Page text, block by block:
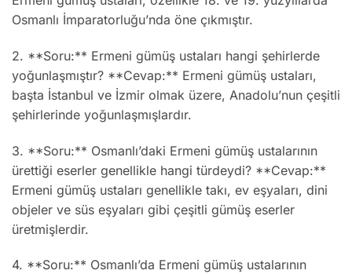
Osmanlı İmparatorluğu’nda öne çıkmıştır.
2. **Soru:** Ermeni gümüş ustaları hangi şehirlerde
yoğunlaşmıştır? **Cevap:** Ermeni gümüş ustaları,
başta İstanbul ve İzmir olmak üzere, Anadolu’nun çeşitli
şehirlerinde yoğunlaşmışlardır.
3. **Soru:** Osmanlı’daki Ermeni gümüş ustalarının
ürettiği eserler genellikle hangi türdeydi? **Cevap:**
Ermeni gümüş ustaları genellikle takı, ev eşyaları, dini
objeler ve süs eşyaları gibi çeşitli gümüş eserler
üretmişlerdir.
4. **Soru:** Osmanlı’da Ermeni gümüş ustalarının